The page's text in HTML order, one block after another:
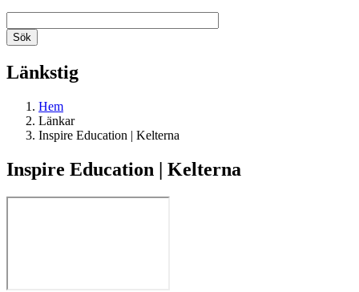
Länkstig
Hem
Länkar
Inspire Education | Kelterna
Inspire Education | Kelterna